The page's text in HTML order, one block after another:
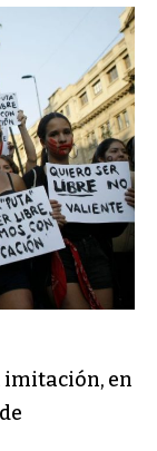
imitación, en